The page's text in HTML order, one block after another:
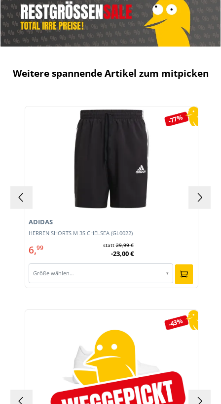
Weitere spannende Artikel zum mitpicken
Produktgalerie überspringen
-77%
HERREN SHORTS M 3S CHELSEA (GL0022)
ADIDAS
6,99 statt29,99 €
-23,00 €
Größe wählen… ▾
-43%